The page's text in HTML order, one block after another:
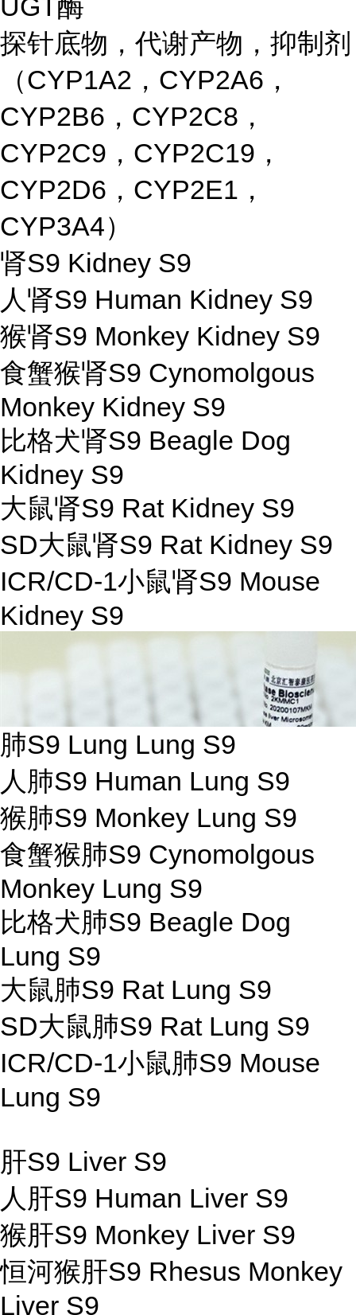
UGT酶
探针底物，代谢产物，抑制剂
（CYP1A2，CYP2A6，
CYP2B6，CYP2C8，
CYP2C9，CYP2C19，
CYP2D6，CYP2E1，
CYP3A4）
肾S9 Kidney S9
人肾S9 Human Kidney S9
猴肾S9 Monkey Kidney S9
食蟹猴肾S9 Cynomolgous
Monkey Kidney S9
比格犬肾S9 Beagle Dog
Kidney S9
大鼠肾S9 Rat Kidney S9
SD大鼠肾S9 Rat Kidney S9
ICR/CD-1小鼠肾S9 Mouse
Kidney S9
肺S9 Lung Lung S9
人肺S9 Human Lung S9
猴肺S9 Monkey Lung S9
食蟹猴肺S9 Cynomolgous
Monkey Lung S9
比格犬肺S9 Beagle Dog
Lung S9
大鼠肺S9 Rat Lung S9
SD大鼠肺S9 Rat Lung S9
ICR/CD-1小鼠肺S9 Mouse
Lung S9
肝S9 Liver S9
人肝S9 Human Liver S9
猴肝S9 Monkey Liver S9
恒河猴肝S9 Rhesus Monkey
Liver S9